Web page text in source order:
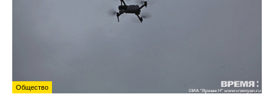
Общество